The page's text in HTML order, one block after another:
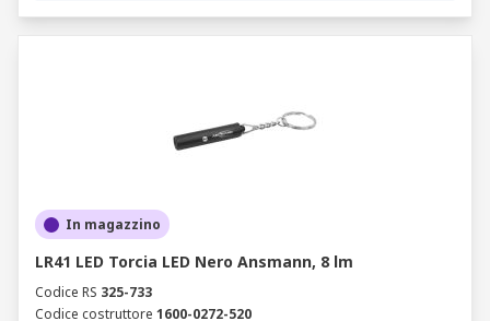
In magazzino
LR41 LED Torcia LED Nero Ansmann, 8 lm
Codice RS 325-733
Codice costruttore 1600-0272-520